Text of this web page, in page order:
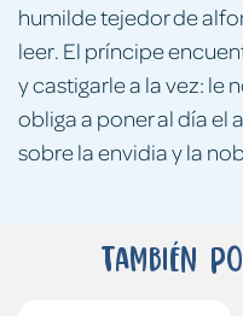
humilde tejedor de
leer. El príncipe
y castigarle a la vez: le
obliga a poner al día el
sobre la envidia y la
También